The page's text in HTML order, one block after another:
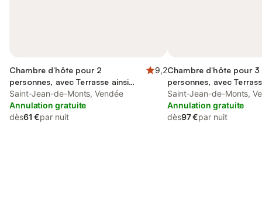
Chambre d’hôte pour 2
personnes, avec Terrasse ainsi
que Jardin et Vue
9,2
Saint-Jean-de-Monts, Vendée
Annulation gratuite
dès61 €par nuit
Chambre d’hôte pour 3
personnes, avec
que Jardin et Vue
Saint-Jean-de-Monts,
Annulation gratuite
dès97 €par nuit